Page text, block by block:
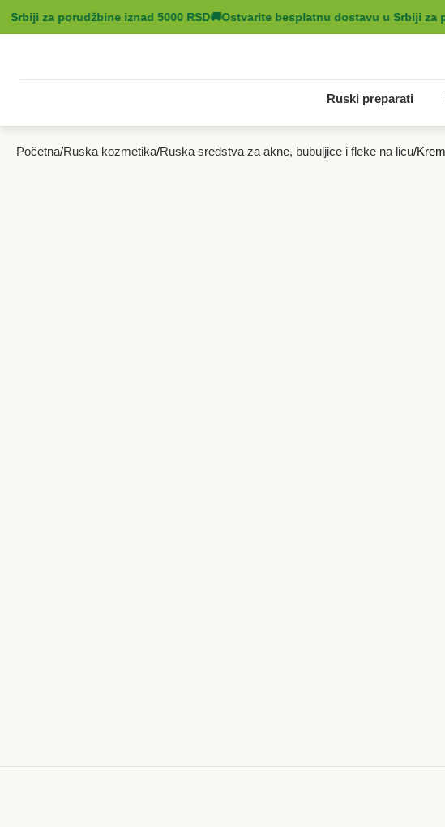
za porudžbine iznad 5000 RSD🚚Ostvarite besplatnu dostavu u Srbiji za
Ruski preparati
Početna Ruska kozmetika Ruska sredstva za akne, bubuljice i fleke na licu